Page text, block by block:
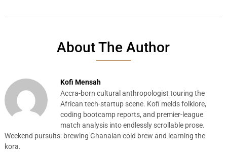
About The Author
Kofi Mensah
Accra-born cultural anthropologist touring the
African tech-startup scene. Kofi melds folklore,
coding bootcamp reports, and premier-league
match analysis into endlessly scrollable prose.
Weekend pursuits: brewing Ghanaian cold brew and learning the
kora.